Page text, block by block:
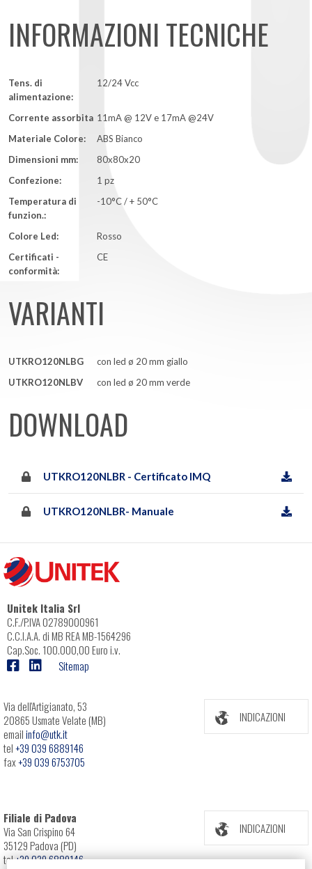
INFORMAZIONI TECNICHE
Tens. di
alimentazione:
12/24 Vcc
Corrente assorbita 11mA @ 12V e 17mA @24V
Materiale Colore:
ABS Bianco
Dimensioni mm:
80x80x20
Confezione:
1 pz
Temperatura di
funzion.:
-10°C / + 50°C
Colore Led:
Rosso
Certificati -
conformità:
CE
VARIANTI
UTKRO120NLBG
con led ø 20 mm giallo
UTKRO120NLBV
con led ø 20 mm verde
DOWNLOAD
UTKRO120NLBR - Certificato IMQ
UTKRO120NLBR- Manuale
Unitek Italia Srl
C.F./P.IVA 02789000961
C.C.I.A.A. di MB REA MB-1564296
Cap.Soc. 100.000,00 Euro i.v.
Sitemap
Via dell'Artigianato, 53
20865 Usmate Velate (MB)
emailinfo@utk.it
tel+39 039 6889146
fax+39 039 6753705
INDICAZIONI
Filiale di Padova
Via San Crispino 64
35129 Padova (PD)
tel+39 039 6889146
INDICAZIONI